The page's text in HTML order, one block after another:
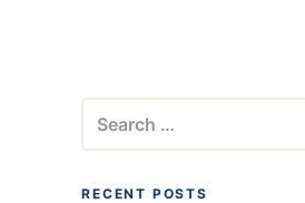
Search
for:
RECENT POSTS